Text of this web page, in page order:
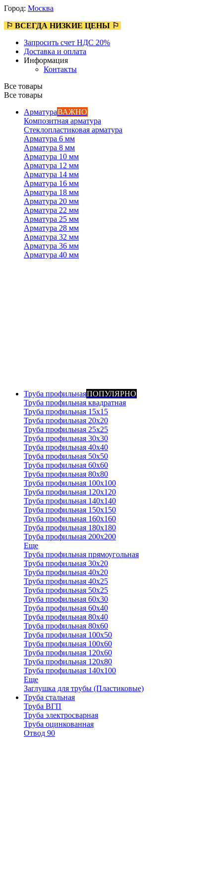
Город: Москва
⚐ ВСЕГДА НИЗКИЕ ЦЕНЫ ⚐
Запросить счет НДС 20%
Доставка и оплата
Информация
Контакты
Все товары
Все товары
АрматураВАЖНО
Композитная арматура
Стеклопластиковая арматура
Арматура 6 мм
Арматура 8 мм
Арматура 10 мм
Арматура 12 мм
Арматура 14 мм
Арматура 16 мм
Арматура 18 мм
Арматура 20 мм
Арматура 22 мм
Арматура 25 мм
Арматура 28 мм
Арматура 32 мм
Арматура 36 мм
Арматура 40 мм
Труба профильнаяПОПУЛЯРНО
Труба профильная квадратная
Труба профильная 15х15
Труба профильная 20x20
Труба профильная 25x25
Труба профильная 30x30
Труба профильная 40x40
Труба профильная 50x50
Труба профильная 60x60
Труба профильная 80x80
Труба профильная 100x100
Труба профильная 120x120
Труба профильная 140х140
Труба профильная 150х150
Труба профильная 160х160
Труба профильная 180х180
Труба профильная 200х200
Еще
Труба профильная прямоугольная
Труба профильная 30x20
Труба профильная 40х20
Труба профильная 40х25
Труба профильная 50х25
Труба профильная 60х30
Труба профильная 60х40
Труба профильная 80х40
Труба профильная 80х60
Труба профильная 100х50
Труба профильная 100х60
Труба профильная 120х60
Труба профильная 120х80
Труба профильная 140х100
Еще
Заглушка для трубы (Пластиковые)
Труба стальная
Труба ВГП
Труба электросварная
Труба оцинкованная
Отвод 90